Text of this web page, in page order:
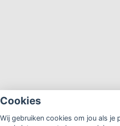
Cookies
Wij gebruiken cookies om jou als je